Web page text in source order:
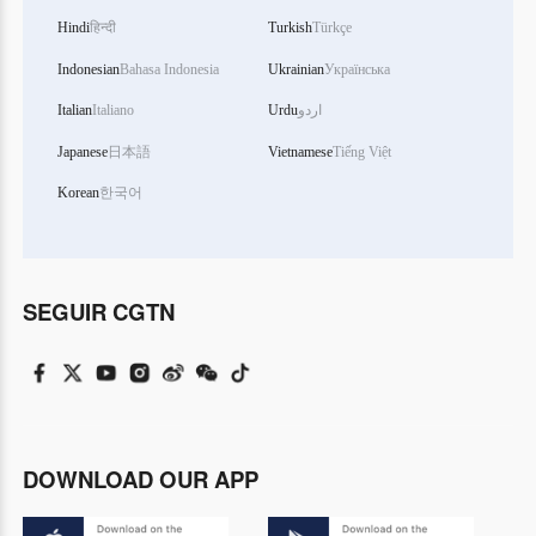
Hindiहिन्दी
IndonesianBahasa Indonesia
ItalianItaliano
Japanese日本語
Korean한국어
TurkishTürkçe
UkrainianУкраїнська
Urduاردو
VietnameseTiếng Việt
SEGUIR CGTN
DOWNLOAD OUR APP